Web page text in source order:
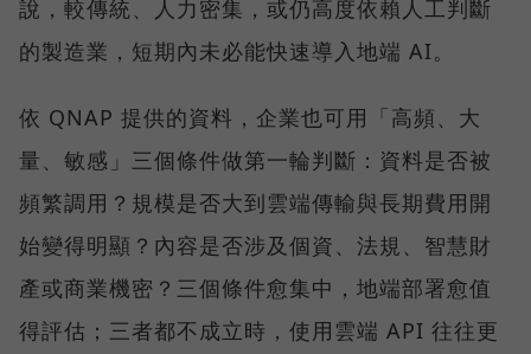
說，較傳統、人力密集，或仍高度依賴人工判斷
的製造業，短期內未必能快速導入地端 AI。
依 QNAP 提供的資料，企業也可用「高頻、大
量、敏感」三個條件做第一輪判斷：資料是否被
頻繁調用？規模是否大到雲端傳輸與長期費用開
始變得明顯？內容是否涉及個資、法規、智慧財
產或商業機密？三個條件愈集中，地端部署愈值
得評估；三者都不成立時，使用雲端 API 往往更